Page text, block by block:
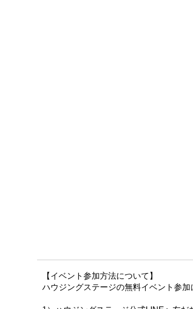
【イベント参加方法について】
ハウジングステージの無料イベント参